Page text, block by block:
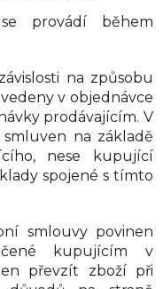
provádí během
na způsobu
v objednávce
prodávajícím. V
na základě
nese kupující
spojené s tímto
smlouvy povinen
kupujícím v
převzít zboží při